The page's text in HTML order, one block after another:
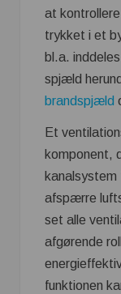
at
trykket i et
bl.a.
spjæld
brandspjæld
Et
komponent,
afspærre
set alle
afgørende
funktionen